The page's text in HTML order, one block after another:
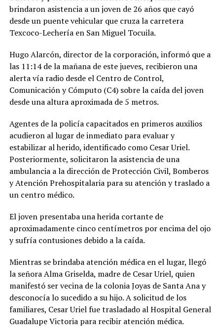
brindaron asistencia a un joven de 26 años que cayó
desde un puente vehicular que cruza la carretera
Texcoco-Lechería en San Miguel Tocuila.
Hugo Alarcón, director de la corporación, informó que a
las 11:14 de la mañana de este jueves, recibieron una
alerta vía radio desde el Centro de Control,
Comunicación y Cómputo (C4) sobre la caída del joven
desde una altura aproximada de 5 metros.
Agentes de la policía capacitados en primeros auxilios
acudieron al lugar de inmediato para evaluar y
estabilizar al herido, identificado como Cesar Uriel.
Posteriormente, solicitaron la asistencia de una
ambulancia a la dirección de Protección Civil, Bomberos
y Atención Prehospitalaria para su atención y traslado a
un centro médico.
El joven presentaba una herida cortante de
aproximadamente cinco centímetros por encima del ojo
y sufría contusiones debido a la caída.
Mientras se brindaba atención médica en el lugar, llegó
la señora Alma Griselda, madre de Cesar Uriel, quien
manifestó ser vecina de la colonia Joyas de Santa Ana y
desconocía lo sucedido a su hijo. A solicitud de los
familiares, Cesar Uriel fue trasladado al Hospital General
Guadalupe Victoria para recibir atención médica.